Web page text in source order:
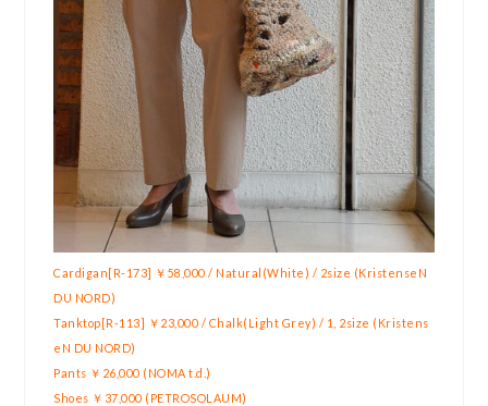
Cardigan[R-173] ￥58,000 / Natural(White) / 2size (KristenseN
DU NORD)
Tanktop[R-113] ￥23,000 / Chalk(Light Grey) / 1, 2size (Kristens
eN DU NORD)
Pants ￥26,000 (NOMA t.d.)
Shoes ￥37,000 (PETROSOLAUM)